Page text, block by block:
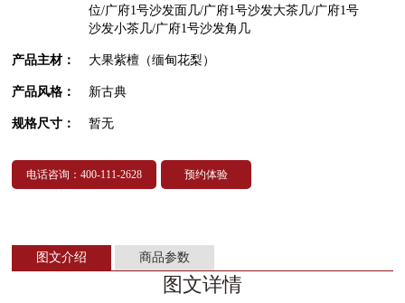
位/广府1号沙发面几/广府1号沙发大茶几/广府1号
沙发小茶几/广府1号沙发角几
产品主材： 大果紫檀（缅甸花梨）
产品风格： 新古典
规格尺寸： 暂无
电话咨询：400-111-2628 预约体验
图文介绍 商品参数
图文详情